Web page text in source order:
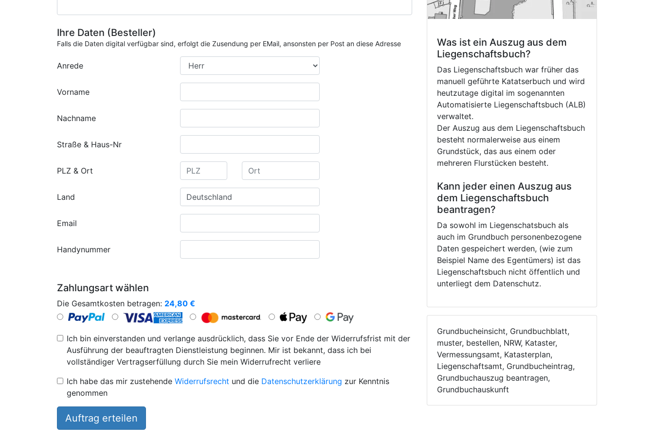
Ihre Daten (Besteller)
Falls die Daten digital verfügbar sind, erfolgt die Zusendung per EMail, ansonsten per Post an diese Adresse
Anrede
Vorname
Nachname
Straße & Haus-Nr
PLZ & Ort
Land
Email
Handynummer
Zahlungsart wählen
Die Gesamtkosten betragen: 24,80 €
Ich bin einverstanden und verlange ausdrücklich, dass Sie vor Ende der Widerrufsfrist mit der
Ausführung der beauftragten Dienstleistung beginnen. Mir ist bekannt, dass ich bei
vollständiger Vertragserfüllung durch Sie mein Widerrufrecht verliere
Ich habe das mir zustehende Widerrufsrecht und die Datenschutzerklärung zur Kenntnis
genommen
Auftrag erteilen
Was ist ein Auszug aus dem
Liegenschaftsbuch?
Das Liegenschaftsbuch war früher das
manuell geführte Katatserbuch und wird
heutzutage digital im sogenannten
Automatisierte Liegenschaftsbuch (ALB)
verwaltet.
Der Auszug aus dem Liegenschaftsbuch
besteht normalerweise aus einem
Grundstück, das aus einem oder
mehreren Flurstücken besteht.
Kann jeder einen Auszug aus
dem Liegenschaftsbuch
beantragen?
Da sowohl im Liegenschatsbuch als
auch im Grundbuch personenbezogene
Daten gespeichert werden, (wie zum
Beispiel Name des Egentümers) ist das
Liegenschaftsbuch nicht öffentlich und
unterliegt dem Datenschutz.
Grundbucheinsicht, Grundbuchblatt,
muster, bestellen, NRW, Kataster,
Vermessungsamt, Katasterplan,
Liegenschaftsamt, Grundbucheintrag,
Grundbuchauszug beantragen,
Grundbuchauskunft